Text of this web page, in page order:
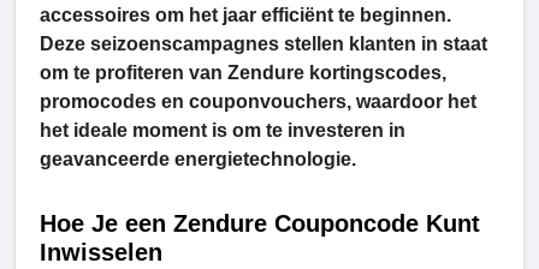
accessoires om het jaar efficiënt te beginnen.
Deze seizoenscampagnes stellen klanten in staat
om te profiteren van Zendure kortingscodes,
promocodes en couponvouchers, waardoor het
het ideale moment is om te investeren in
geavanceerde energietechnologie.
Hoe Je een Zendure Couponcode Kunt
Inwisselen